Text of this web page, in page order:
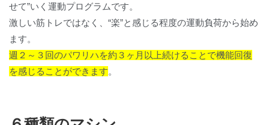
せて”いく運動プログラムです。
激しい筋トレではなく、“楽”と感じる程度の運動負荷から始め
ます。
週２～３回のパワリハを約３ヶ月以上続けることで機能回復
を感じることができます。